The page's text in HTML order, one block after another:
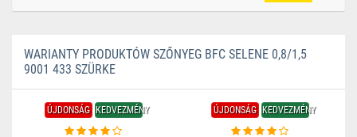
WARIANTY PRODUKTÓW SZŐNYEG BFC SELENE 0,8/1,5
9001 433 SZÜRKE
ÚJDONSÁG KEDVEZMÉNY ÚJDONSÁG KEDVEZMÉNY